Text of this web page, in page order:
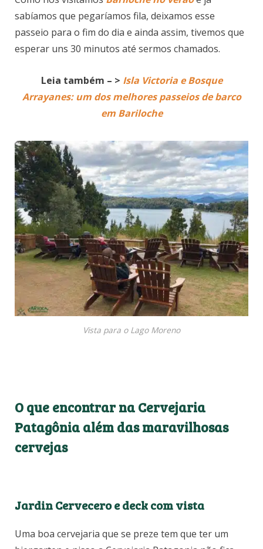
sabíamos que pegaríamos fila, deixamos esse
passeio para o fim do dia e ainda assim, tivemos que
esperar uns 30 minutos até sermos chamados.
Leia também – > Isla Victoria e Bosque
Arrayanes: um dos melhores passeios de barco
em Bariloche
Vista para o Lago Moreno
O que encontrar na Cervejaria
Patagônia além das maravilhosas
cervejas
Jardin Cervecero e deck com vista
Uma boa cervejaria que se preze tem que ter um